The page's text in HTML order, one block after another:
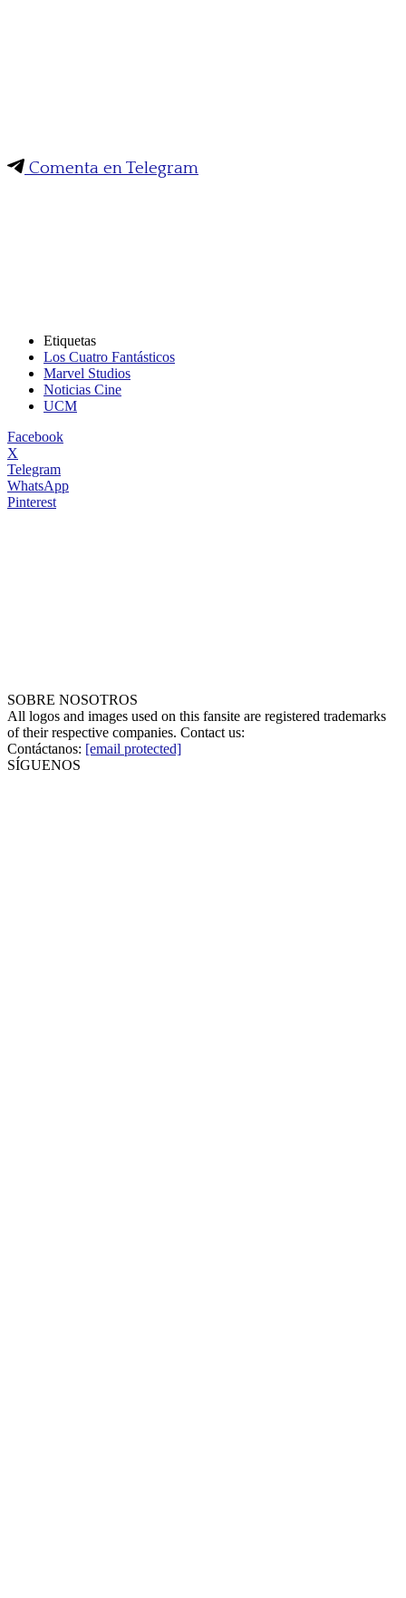
Comenta en Telegram
Etiquetas
Los Cuatro Fantásticos
Marvel Studios
Noticias Cine
UCM
Facebook
X
Telegram
WhatsApp
Pinterest
SOBRE NOSOTROS
All logos and images used on this fansite are registered trademarks
of their respective companies. Contact us:
Contáctanos: [email protected]
SÍGUENOS